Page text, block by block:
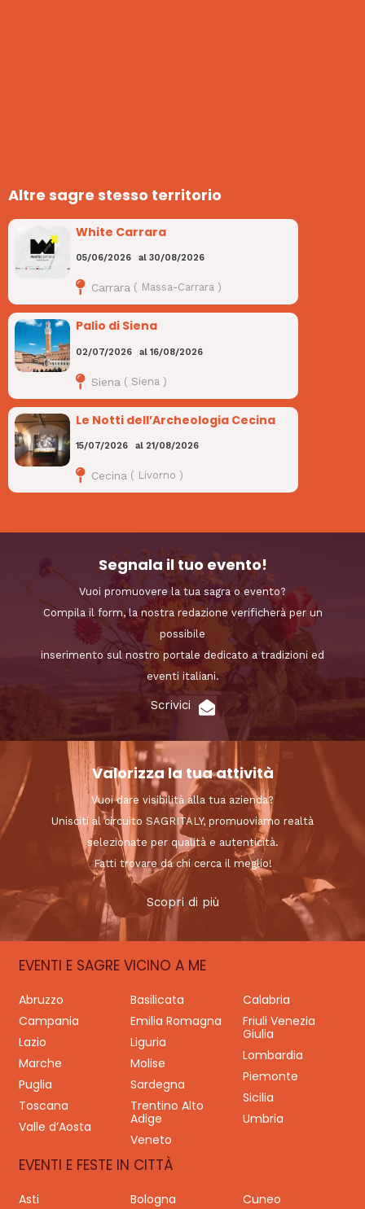
Altre sagre stesso territorio
White Carrara
05/06/2026 al30/08/2026
Carrara ( Massa-Carrara )
Palio di Siena
02/07/2026 al16/08/2026
Siena ( Siena )
Le Notti dell’Archeologia Cecina
15/07/2026 al 21/08/2026
Cecina ( Livorno )
Segnala il tuo evento!
Vuoi promuovere la tua sagra o evento?
Compila il form, la nostra redazione verificherà per un
possibile
inserimento sul nostro portale dedicato a tradizioni ed
eventi italiani.
Scrivici
Valorizza la tua attività
Vuoi dare visibilità alla tua azienda?
Unisciti al circuito SAGRITALY, promuoviamo realtà
selezionate per qualità e autenticità.
Fatti trovare da chi cerca il meglio!
Scopri di più
EVENTI E SAGRE VICINO A ME
Abruzzo Basilicata
Calabria
Campania
Emilia Romagna
Friuli Venezia
Giulia
Lazio
Liguria
Lombardia
Marche
Molise
Piemonte
Puglia
Sardegna
Sicilia
Toscana
Trentino Alto
Adige
Umbria
Valle d’Aosta
Veneto
EVENTI E FESTE IN CITTÀ
Asti Bologna
Cuneo